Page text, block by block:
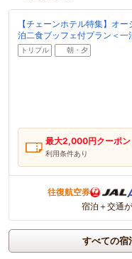
【チェーンホテル特集】オ
泊二食ブッフェ付プラン＜一
トリプル 朝・夕
最大2,000円クーポン
利用条件あり
往復航空券
宿泊＋交通
すべての宿